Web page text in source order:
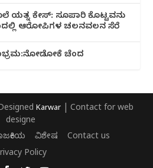
ಯತ್ನ ಕೇಸ್: ಸೂಪಾರಿ ಕೊಟ್ಟವನು
ಆರೋಪಿಗಳ ಚಲನವಲನ ಸೆರೆ
ಚೆಂದ
Karwar | Contact for web
designe
ವಿಶೇಷ
Contact us
Policy